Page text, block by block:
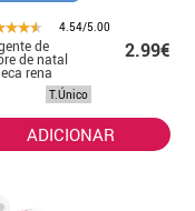
4.54/5.00
de
de natal
rena
19x16 cm
2.99€
T.Único
ADICIONAR